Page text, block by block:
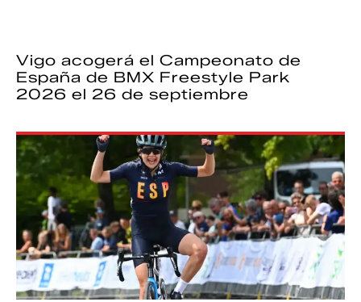
Vigo acogerá el Campeonato de
España de BMX Freestyle Park
2026 el 26 de septiembre